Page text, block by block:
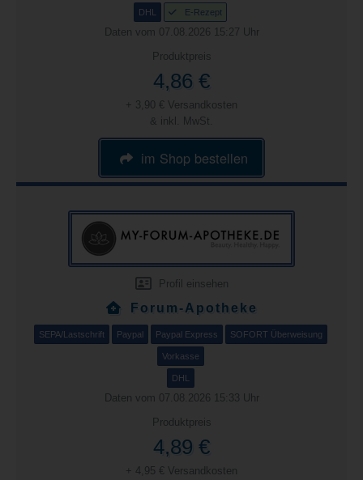
DHL E-Rezept
Daten vom 07.08.2026 15:27 Uhr
Produktpreis
4,86 €
+ 3,90 € Versandkosten
& inkl. MwSt.
im Shop bestellen
Profil einsehen
Forum-Apotheke
SEPA/Lastschrift Paypal Paypal Express SOFORT Überweisung
Vorkasse
DHL
Daten vom 07.08.2026 15:33 Uhr
Produktpreis
4,89 €
+ 4,95 € Versandkosten